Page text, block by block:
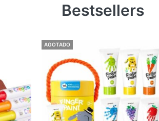
Bestsellers
AGOTADO